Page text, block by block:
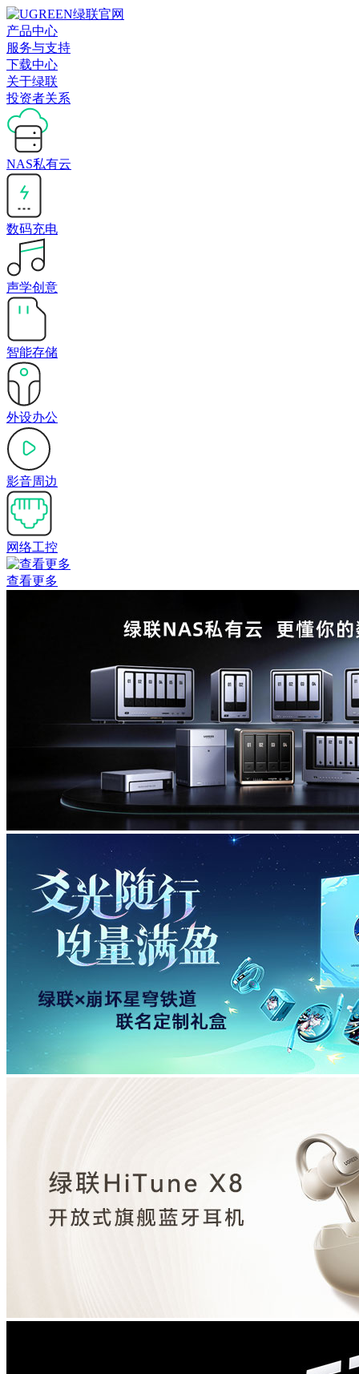
产品中心
服务与支持
下载中心
关于绿联
投资者关系
NAS私有云
数码充电
声学创意
智能存储
外设办公
影音周边
网络工控
查看更多